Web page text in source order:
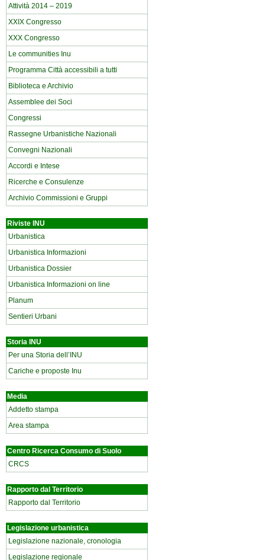
Attività 2014 – 2019
XXIX Congresso
XXX Congresso
Le communities Inu
Programma Città accessibili a tutti
Biblioteca e Archivio
Assemblee dei Soci
Congressi
Rassegne Urbanistiche Nazionali
Convegni Nazionali
Accordi e Intese
Ricerche e Consulenze
Archivio Commissioni e Gruppi
Riviste INU
Urbanistica
Urbanistica Informazioni
Urbanistica Dossier
Urbanistica Informazioni on line
Planum
Sentieri Urbani
Storia INU
Per una Storia dell’INU
Cariche e proposte Inu
Media
Addetto stampa
Area stampa
Centro Ricerca Consumo di Suolo
CRCS
Rapporto dal Territorio
Rapporto dal Territorio
Legislazione urbanistica
Legislazione nazionale, cronologia
Legislazione regionale